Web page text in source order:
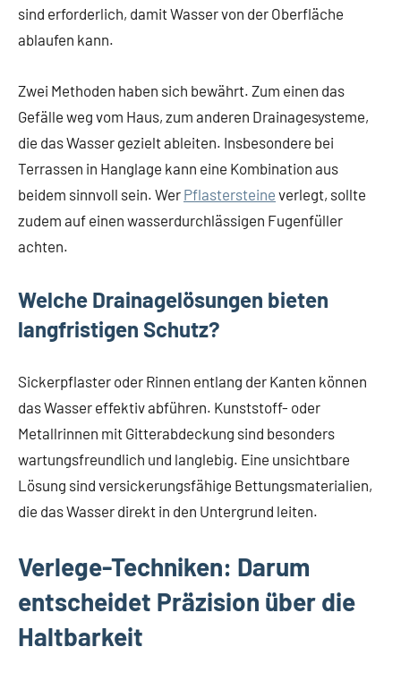
sind erforderlich, damit Wasser von der Oberfläche
ablaufen kann.
Zwei Methoden haben sich bewährt. Zum einen das
Gefälle weg vom Haus, zum anderen Drainagesysteme,
die das Wasser gezielt ableiten. Insbesondere bei
Terrassen in Hanglage kann eine Kombination aus
beidem sinnvoll sein. Wer Pflastersteine verlegt, sollte
zudem auf einen wasserdurchlässigen Fugenfüller
achten.
Welche Drainagelösungen bieten
langfristigen Schutz?
Sickerpflaster oder Rinnen entlang der Kanten können
das Wasser effektiv abführen. Kunststoff- oder
Metallrinnen mit Gitterabdeckung sind besonders
wartungsfreundlich und langlebig. Eine unsichtbare
Lösung sind versickerungsfähige Bettungsmaterialien,
die das Wasser direkt in den Untergrund leiten.
Verlege-Techniken: Darum
entscheidet Präzision über die
Haltbarkeit